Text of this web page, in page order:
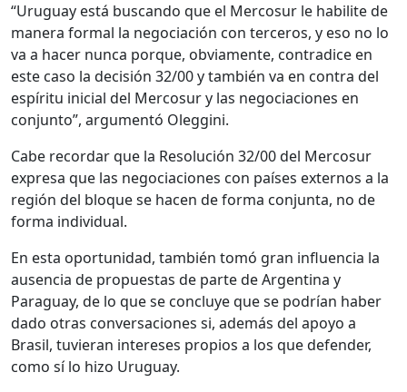
“Uruguay está buscando que el Mercosur le habilite de
manera formal la negociación con terceros, y eso no lo
va a hacer nunca porque, obviamente, contradice en
este caso la decisión 32/00 y también va en contra del
espíritu inicial del Mercosur y las negociaciones en
conjunto”, argumentó Oleggini.
Cabe recordar que la Resolución 32/00 del Mercosur
expresa que las negociaciones con países externos a la
región del bloque se hacen de forma conjunta, no de
forma individual.
En esta oportunidad, también tomó gran influencia la
ausencia de propuestas de parte de Argentina y
Paraguay, de lo que se concluye que se podrían haber
dado otras conversaciones si, además del apoyo a
Brasil, tuvieran intereses propios a los que defender,
como sí lo hizo Uruguay.